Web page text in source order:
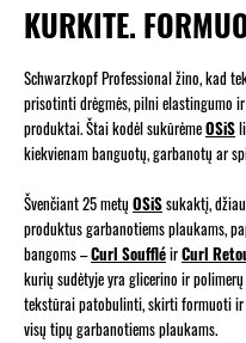
KURKITE.
Schwarzkopf Professional žino, kad
prisotinti drėgmės, pilni elastingumo
produktai. Štai kodėl sukūrėmeOSiS
kiekvienam banguotų, garbanotų ar
Švenčiant 25 metų OSiSsukaktį,
produktus garbanotiems plaukams,
bangoms –Curl SouffléirCurl
kurių sudėtyje yra glicerino ir
tekstūrai patobulinti, skirti formuoti
visų tipų garbanotiems plaukams.